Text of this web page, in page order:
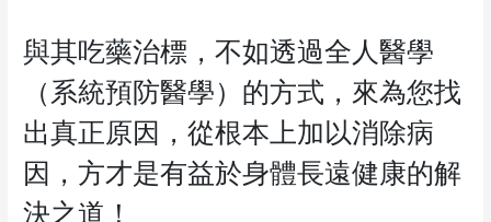
與其吃藥治標，不如透過全人醫學
（系統預防醫學）的方式，來為您找
出真正原因，從根本上加以消除病
因，方才是有益於身體長遠健康的解
決之道！